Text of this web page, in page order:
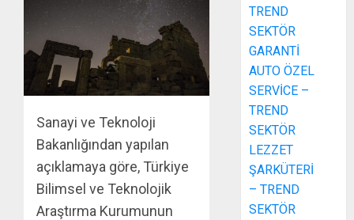
Sanayi ve Teknoloji
Bakanlığından yapılan
açıklamaya göre, Türkiye
Bilimsel ve Teknolojik
Araştırma Kurumunun
TREND
SEKTÖR
GARANTİ
AUTO ÖZEL
SERVİCE –
TREND
SEKTÖR
LEZZET
ŞARKÜTERİ
– TREND
SEKTÖR